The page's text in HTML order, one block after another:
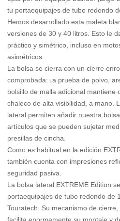
tu portaequipajes de tubo redondo
Hemos desarrollado esta maleta
versiones de 30 y 40 litros. Esto le
práctico y simétrico, incluso en
asimétricos.
La bolsa se cierra con un cierre
comprobada: ¡a prueba de polvo,
bolsillo de malla adicional mantiene
chaleco de alta visibilidad, a mano.
lateral permiten añadir nuestra
artículos que se pueden sujetar
presillas de cincha.
Como es habitual en la edición
también cuenta con impresiones
seguridad pasiva.
La bolsa lateral EXTREME Edition
portaequipajes de tubo redondo de
Touratech. Su mecanismo de